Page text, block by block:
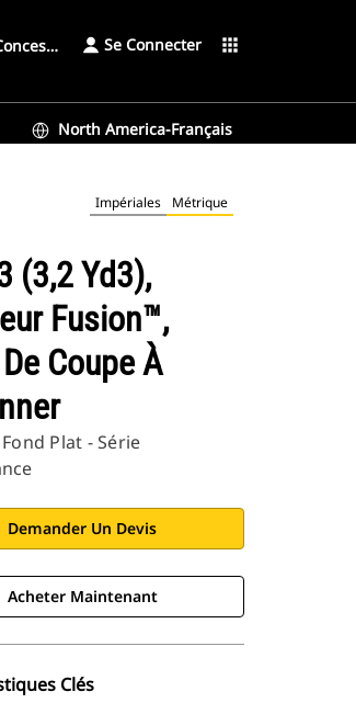
Se Connecter apps
North America-Français
Impériales Métrique
(3,2 Yd3),
Fusion™,
Coupe À
Plat - Série
Demander Un Devis
Acheter Maintenant
Clés